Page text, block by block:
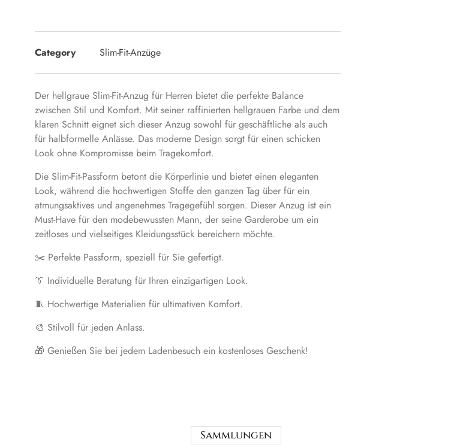
Category Slim-Fit-Anzüge
Der hellgraue Slim-Fit-Anzug für Herren bietet die perfekte Balance
zwischen Stil und Komfort. Mit seiner raffinierten hellgrauen Farbe und dem
klaren Schnitt eignet sich dieser Anzug sowohl für geschäftliche als auch
für halbformelle Anlässe. Das moderne Design sorgt für einen schicken
Look ohne Kompromisse beim Tragekomfort.
Die Slim-Fit-Passform betont die Körperlinie und bietet einen eleganten
Look, während die hochwertigen Stoffe den ganzen Tag über für ein
atmungsaktives und angenehmes Tragegefühl sorgen. Dieser Anzug ist ein
Must-Have für den modebewussten Mann, der seine Garderobe um ein
zeitloses und vielseitiges Kleidungsstück bereichern möchte.
✂️ Perfekte Passform, speziell für Sie gefertigt.
👔 Individuelle Beratung für Ihren einzigartigen Look.
🧵 Hochwertige Materialien für ultimativen Komfort.
🎨 Stilvoll für jeden Anlass.
🎁 Genießen Sie bei jedem Ladenbesuch ein kostenloses Geschenk!
Sammlungen